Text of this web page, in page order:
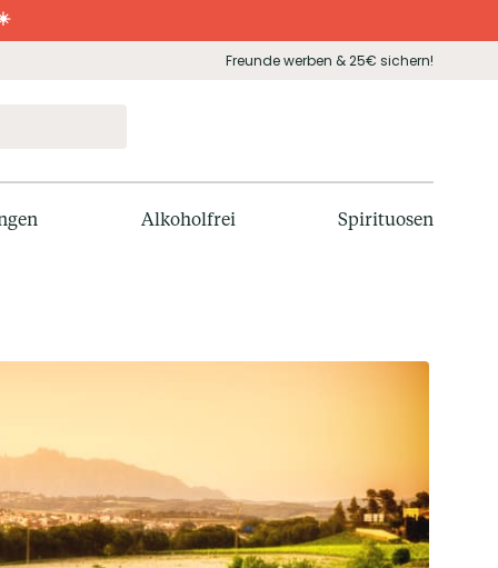
Freunde werben & 25€ sichern!
Alkoholfrei Spirituosen